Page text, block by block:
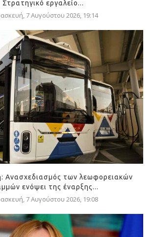
Στρατηγικό εργαλείο...
7 Αυγούστου 2026, 19:14
Ανασχεδιασμός των λεωφορειακών
ενόψει της έναρξης...
7 Αυγούστου 2026, 19:08